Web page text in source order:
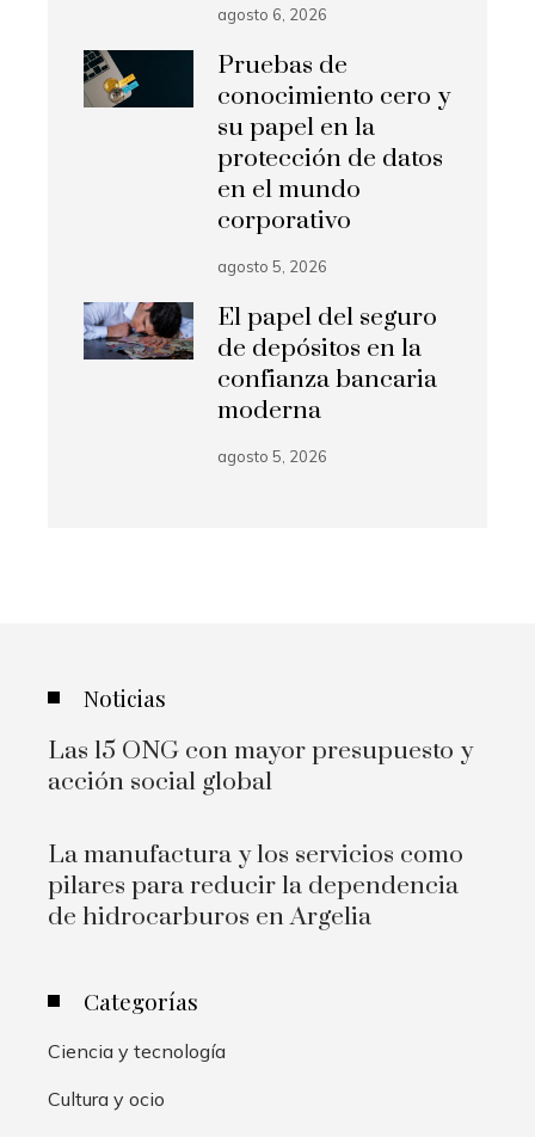
agosto 6, 2026
Pruebas de
conocimiento cero y
su papel en la
protección de datos
en el mundo
corporativo
agosto 5, 2026
El papel del seguro
de depósitos en la
confianza bancaria
moderna
agosto 5, 2026
Noticias
Las 15 ONG con mayor presupuesto y
acción social global
La manufactura y los servicios como
pilares para reducir la dependencia
de hidrocarburos en Argelia
Categorías
Ciencia y tecnología
Cultura y ocio